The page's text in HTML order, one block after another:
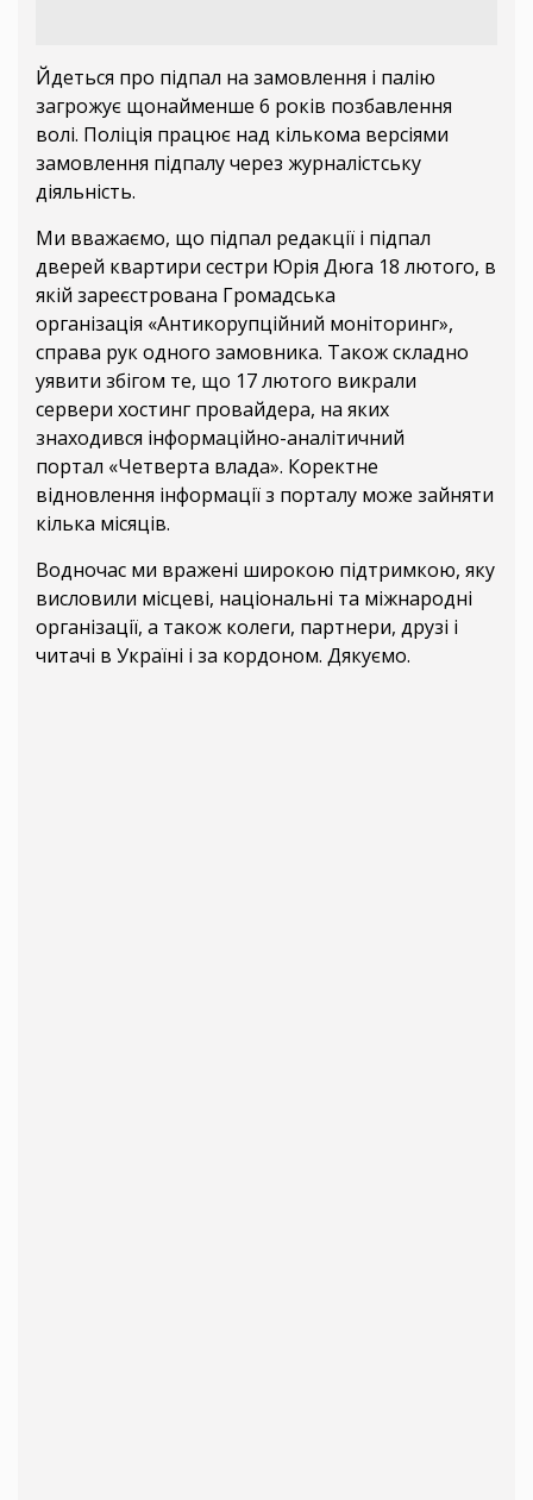
Йдеться про підпал на замовлення і палію
загрожує щонайменше 6 років позбавлення
волі. Поліція працює над кількома версіями
замовлення підпалу через журналістську
діяльність.
Ми вважаємо, що підпал редакції і підпал
дверей квартири сестри Юрія Дюга 18 лютого, в
якій зареєстрована Громадська
організація «Антикорупційний моніторинг»,
справа рук одного замовника. Також складно
уявити збігом те, що 17 лютого викрали
сервери хостинг провайдера, на яких
знаходився інформаційно-аналітичний
портал «Четверта влада». Коректне
відновлення інформації з порталу може зайняти
кілька місяців.
Водночас ми вражені широкою підтримкою, яку
висловили місцеві, національні та міжнародні
організації, а також колеги, партнери, друзі і
читачі в Україні і за кордоном. Дякуємо.